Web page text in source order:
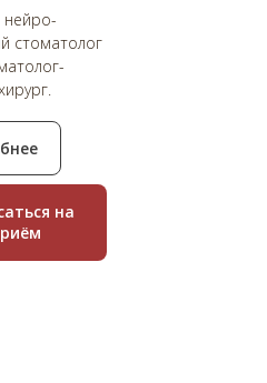
нейро-
стоматолог
на